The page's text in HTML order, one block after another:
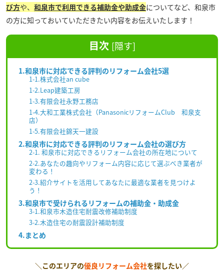
び方や、 和泉市で利用できる補助金や助成金についてなど、和泉市
の方に知っておいていただきたい内容をお伝えいたします！
目次 [隠す]
1.和泉市に対応できる評判のリフォーム会社5選
1-1.株式会社an cube
1-2.Leap建築工房
1-3.有限会社永野工務店
1-4.大和工業株式会社（PanasonicリフォームClub 和泉支
店）
1-5.有限会社錦天一建設
2.和泉市に対応できる評判のリフォーム会社の選び方
2-1. 和泉市に対応できるリフォーム会社の所在地について
2-2.あなたの趣向やリフォーム内容に応じて選ぶべき業者が
変わる！
2-3.紹介サイトを活用してあなたに最適な業者を見つけよ
う！
3.和泉市で受けられるリフォームの補助金・助成金
3-1.和泉市木造住宅耐震改修補助制度
3-2.木造住宅の耐震設計補助制度
4.まとめ
＼このエリアの優良リフォーム会社を探したい／